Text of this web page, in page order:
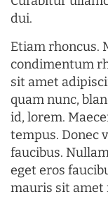
dui.
Etiam rhoncus.
condimentum
sit amet
quam nunc,
id, lorem.
tempus. Donec
faucibus.
eget eros
mauris sit amet